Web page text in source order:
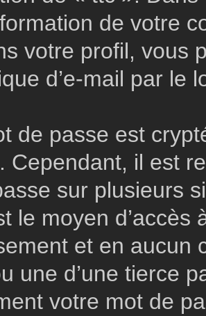
de votre
votre profil, vous
d’e-mail par le
de passe est
Cependant, il est
sur plusieurs
le moyen
et en aucun
une d’une tierce
votre mot de